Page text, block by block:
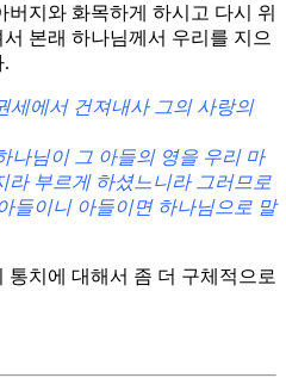
지와 화목하게 하시고 다시 위
본래 하나님께서 우리를 지으
.
세에서 건져내사 그의 사랑의
나님이 그 아들의 영을 우리 마
라 부르게 하셨느니라 그러므로
들이니 아들이면 하나님으로 말
통치에 대해서 좀 더 구체적으로